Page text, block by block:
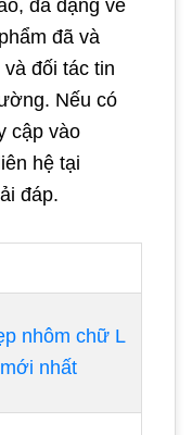
đa dạng về
đã và
đối tác tin
Nếu có
cập vào
hệ tại
đáp.
nhôm chữ L
nhất